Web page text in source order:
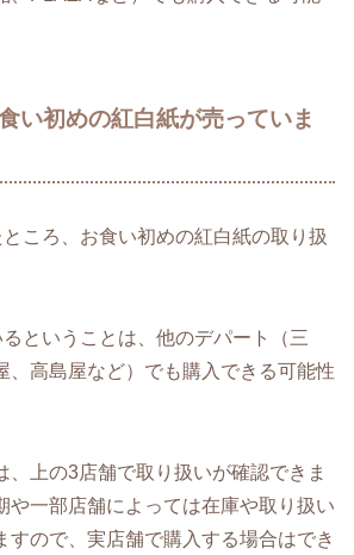
い初めの紅白紙が売っていま
ころ、お食い初めの紅白紙の取り扱
ということは、他のデパート（三
、高島屋など）でも購入できる可能性
、上の3店舗で取り扱いが確認できま
や一部店舗によっては在庫や取り扱い
すので、実店舗で購入する場合はでき